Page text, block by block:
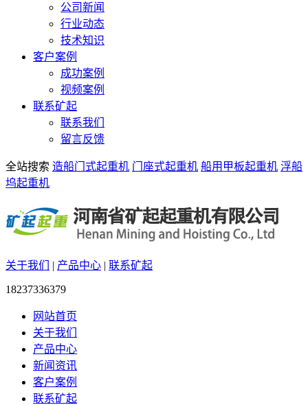
公司新闻
行业动态
技术知识
客户案例
成功案例
视频案例
联系矿起
联系我们
留言反馈
全站搜索 造船门式起重机 门座式起重机 船用甲板起重机 浮船
坞起重机
关于我们 | 产品中心 | 联系矿起
18237336379
网站首页
关于我们
产品中心
新闻资讯
客户案例
联系矿起